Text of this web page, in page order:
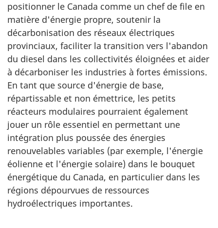
positionner le Canada comme un chef de file en
matière d'énergie propre, soutenir la
décarbonisation des réseaux électriques
provinciaux, faciliter la transition vers l'abandon
du diesel dans les collectivités éloignées et aider
à décarboniser les industries à fortes émissions.
En tant que source d'énergie de base,
répartissable et non émettrice, les petits
réacteurs modulaires pourraient également
jouer un rôle essentiel en permettant une
intégration plus poussée des énergies
renouvelables variables (par exemple, l'énergie
éolienne et l'énergie solaire) dans le bouquet
énergétique du Canada, en particulier dans les
régions dépourvues de ressources
hydroélectriques importantes.